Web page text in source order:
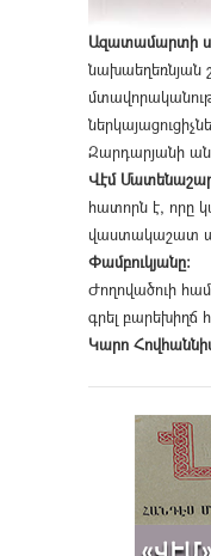
Ազատամարտի
նախաեղեռնյան
Զարդարյանի
Վէմ
հատորն է, որը
վաստակաշատ
Փամբուկյանը։
Ժողովածուի
գրել բարեխիղճ
Կարո